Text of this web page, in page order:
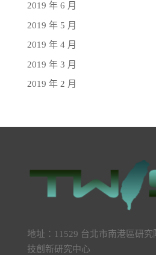
2019 年 6 月
2019 年 5 月
2019 年 4 月
2019 年 3 月
2019 年 2 月
地址：11529 台北市南港區研
技創新研究中心